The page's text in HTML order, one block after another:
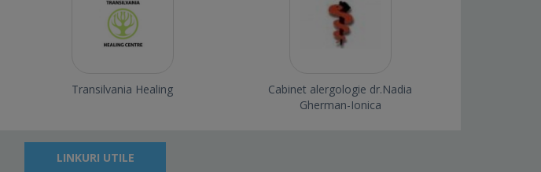
Transilvania Healing
Cabinet alergologie dr.Nadia
Gherman-Ionica
LINKURI UTILE